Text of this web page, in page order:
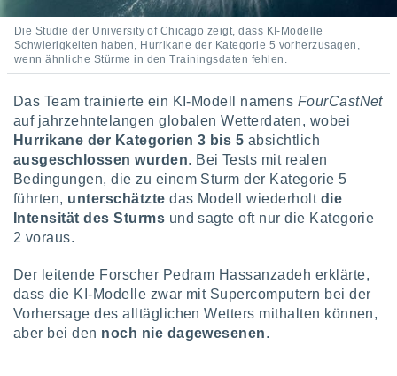
um
Adressen
zu
und diese
Einige
eines
dem Sie
Die Studie der University of Chicago zeigt, dass KI-Modelle
Schwierigkeiten haben, Hurrikane der Kategorie 5 vorherzusagen,
wenn ähnliche Stürme in den Trainingsdaten fehlen.
Das Team trainierte ein KI-Modell namens FourCastNet
auf jahrzehntelangen globalen Wetterdaten, wobei
Hurrikane der Kategorien 3 bis 5 absichtlich
ausgeschlossen wurden. Bei Tests mit realen
Bedingungen, die zu einem Sturm der Kategorie 5
führten, unterschätzte das Modell wiederholt die
Intensität des Sturms und sagte oft nur die Kategorie
2 voraus.
Der leitende Forscher Pedram Hassanzadeh erklärte,
dass die KI-Modelle zwar mit Supercomputern bei der
Vorhersage des alltäglichen Wetters mithalten können,
aber bei den noch nie dagewesenen.